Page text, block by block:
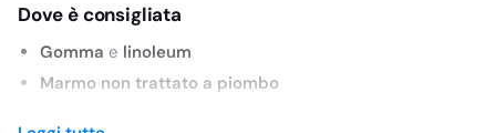
Dove è consigliata
Gomma e linoleum
Marmo non trattato a piombo